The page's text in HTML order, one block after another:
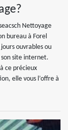
Nettoyage
bureau à Forel
ouvrables ou
site internet.
ce précieux
elle vous l’offre à